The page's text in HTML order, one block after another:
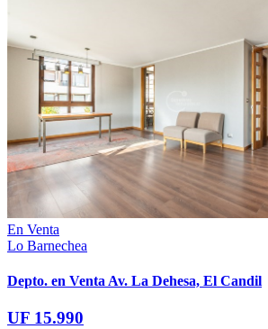
En Venta
Lo Barnechea
Depto. en Venta Av. La Dehesa, El Candil
UF 15.990